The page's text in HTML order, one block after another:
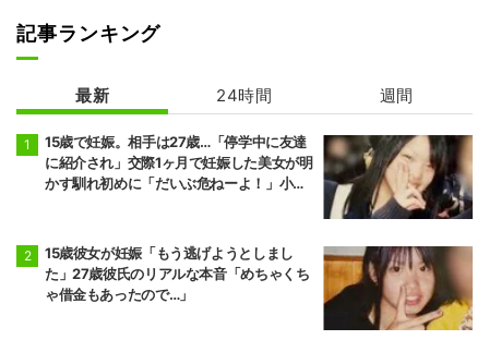
記事ランキング
最新 24時間 週間
15歳で妊娠。相手は27歳…「停学中に友達
に紹介され」交際1ヶ月で妊娠した美女が明
かす馴れ初めに「だいぶ危ねーよ！」小森
15歳彼女が妊娠「もう逃げようとしまし
た」27歳彼氏のリアルな本音「めちゃくち
ゃ借金もあったので…」